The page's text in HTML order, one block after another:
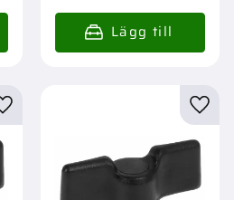
Lägg till i favoriter